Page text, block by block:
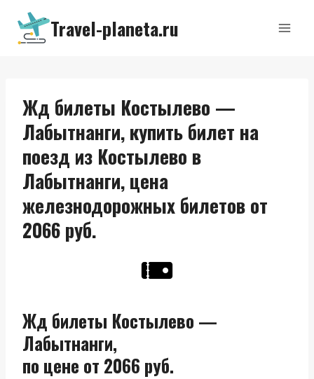
Перейти
содержимому
Travel-planeta.ru
Жд билеты Костылево —
Лабытнанги, купить билет на
поезд из Костылево в
Лабытнанги, цена
железнодорожных билетов от
2066 руб.
Жд билеты Костылево —
Лабытнанги,
по цене от 2066 руб.